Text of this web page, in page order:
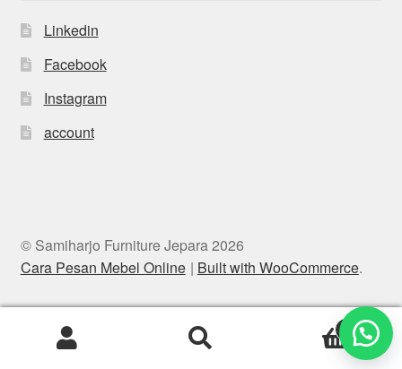
Linkedin
Facebook
Instagram
account
© Samiharjo Furniture Jepara 2026
Cara Pesan Mebel Online
Built with WooCommerce.